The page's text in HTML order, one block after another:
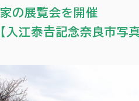
家の展覧会を開催
【入江泰𠮷記念奈良市写